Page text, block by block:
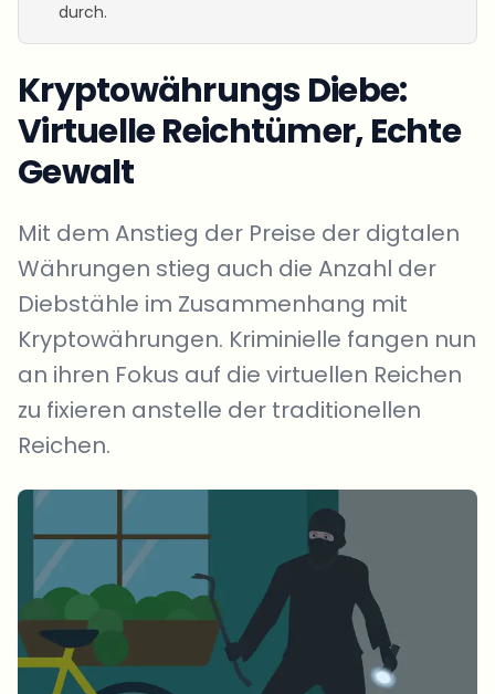
durch.
Kryptowährungs Diebe:
Virtuelle Reichtümer, Echte
Gewalt
Mit dem Anstieg der Preise der digtalen
Währungen stieg auch die Anzahl der
Diebstähle im Zusammenhang mit
Kryptowährungen. Kriminielle fangen nun
an ihren Fokus auf die virtuellen Reichen
zu fixieren anstelle der traditionellen
Reichen.